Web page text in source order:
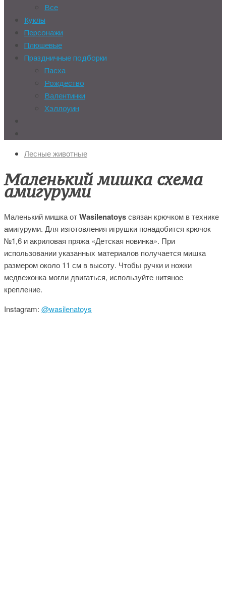
Все
Куклы
Персонажи
Плюшевые
Праздничные подборки
Пасха
Рождество
Валентинки
Хэллоуин
Лесные животные
Маленький мишка схема
амигуруми
Маленький мишка отWasilenatoysсвязан крючком в технике
амигуруми. Для изготовления игрушки понадобится крючок
№1,6 и акриловая пряжа «Детская новинка». При
использовании указанных материалов получается мишка
размером около 11 см в высоту. Чтобы ручки и ножки
медвежонка могли двигаться, используйте нитяное
крепление.
Instagram: @wasilenatoys